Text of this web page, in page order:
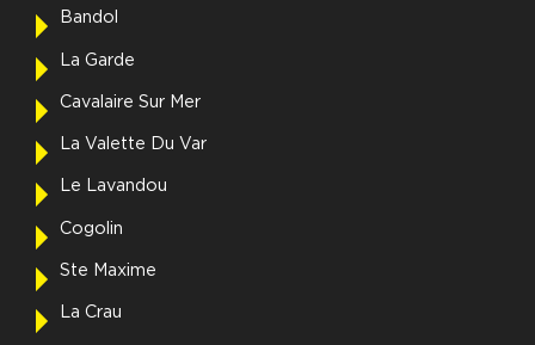
Bandol
La Garde
Cavalaire Sur Mer
La Valette Du Var
Le Lavandou
Cogolin
Ste Maxime
La Crau